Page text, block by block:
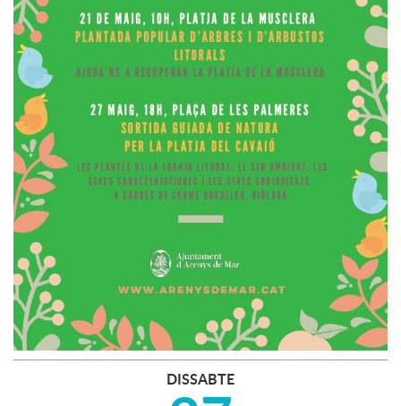
DISSABTE